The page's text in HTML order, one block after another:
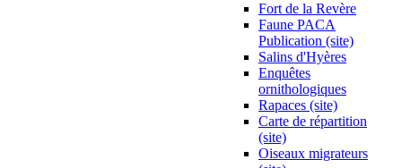
Fort de la Revère
Faune PACA
Publication (site)
Salins d'Hyères
Enquêtes
ornithologiques
Rapaces (site)
Carte de répartition
(site)
Oiseaux migrateurs